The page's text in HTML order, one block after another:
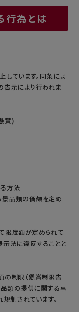
行為とは
ています。同条によ
告示により行われま
賞)
方法
景品類の価額を定め
限度額が定められて
示法に違反することと
の制限（懸賞制限告
品類の提供に関する事
制されています。